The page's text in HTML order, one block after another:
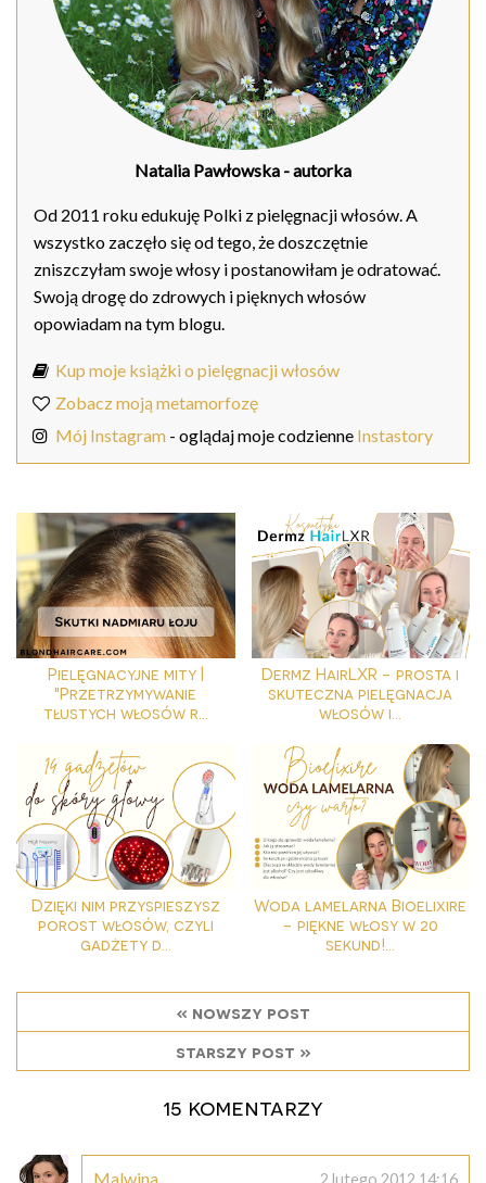
Natalia Pawłowska - autorka
Od 2011 roku edukuję Polki z pielęgnacji włosów. A
wszystko zaczęło się od tego, że doszczętnie
zniszczyłam swoje włosy i postanowiłam je odratować.
Swoją drogę do zdrowych i pięknych włosów
opowiadam na tym blogu.
Kup moje książki o pielęgnacji włosów
Zobacz moją metamorfozę
Mój Instagram - oglądaj moje codzienne Instastory
Pielęgnacyjne mity |
"Przetrzymywanie
tłustych włosów r...
Dermz HairLXR - prosta i
skuteczna pielęgnacja
włosów i...
Dzięki nim przyspieszysz
porost włosów, czyli
gadżety d...
Woda lamelarna Bioelixire
- piękne włosy w 20
sekund!...
« nowszy post
starszy post »
15 komentarzy
Malwina